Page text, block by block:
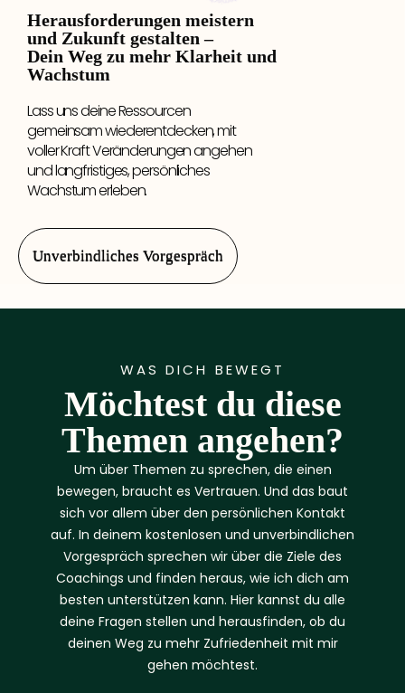
Herausforderungen meistern
und Zukunft gestalten –
Dein Weg zu mehr Klarheit und
Wachstum
Lass uns deine Ressourcen
gemeinsam wiederentdecken, mit
voller Kraft Veränderungen angehen
und langfristiges, persönliches
Wachstum erleben.
Unverbindliches Vorgespräch
WAS DICH BEWEGT
Möchtest du diese
Themen angehen?
Um über Themen zu sprechen, die einen
bewegen, braucht es Vertrauen. Und das baut
sich vor allem über den persönlichen Kontakt
auf. In deinem kostenlosen und unverbindlichen
Vorgespräch sprechen wir über die Ziele des
Coachings und finden heraus, wie ich dich am
besten unterstützen kann. Hier kannst du alle
deine Fragen stellen und herausfinden, ob du
deinen Weg zu mehr Zufriedenheit mit mir
gehen möchtest.